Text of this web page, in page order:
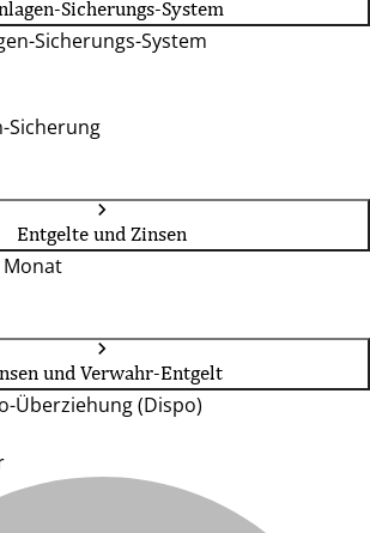
Sicherungs-System
Sicherungs-System
Sicherung
Entgelte und Zinsen
und Verwahr-Entgelt
Überziehung (Dispo)